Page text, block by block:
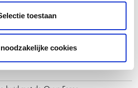
toestaan
cookies